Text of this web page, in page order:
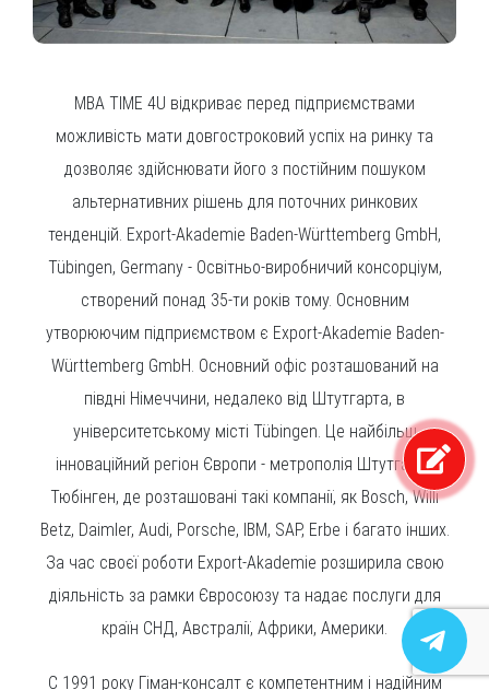
MBA TIME 4U відкриває перед підприємствами
можливість мати довгостроковий успіх на ринку та
дозволяє здійснювати його з постійним пошуком
альтернативних рішень для поточних ринкових
тенденцій. Export-Akademie Baden-Württemberg GmbH,
Tübingen, Germany - Освітньо-виробничий консорціум,
створений понад 35-ти років тому. Основним
утворюючим підприємством є Export-Akademie Baden-
Württemberg GmbH. Основний офіс розташований на
півдні Німеччини, недалеко від Штутгарта, в
університетському місті Tübingen. Це найбільш
інноваційний регіон Європи - метрополія Штутгарт -
Тюбінген, де розташовані такі компанії, як Bosch, Willi
Betz, Daimler, Audi, Porsche, IBM, SAP, Erbe і багато інших.
За час своєї роботи Export-Akademie розширила свою
діяльність за рамки Євросоюзу та надає послуги для
країн СНД, Австралії, Африки, Америки.
C 1991 року Гіман-консалт є компетентним і надійним